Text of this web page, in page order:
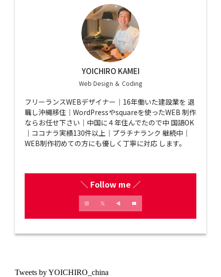
YOICHIRO KAMEI
Web Design ＆ Coding
フリーランスWEBデザイナー｜16年働いた建設業を 退
職し沖縄移住｜WordPressやsquareを使ったWEB 制作
ならお任せ下さい｜中国に４年住んでたので中 国語OK
｜ココナラ実績130件以上｜プラチナランク 継続中｜
WEB制作初めての方にも優しく丁寧に対応 します。
＼ Follow me ／
Tweets by YOICHIRO_china